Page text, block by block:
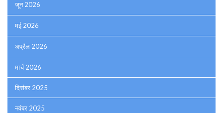
जून 2026
मई 2026
अप्रैल 2026
मार्च 2026
दिसंबर 2025
नवंबर 2025